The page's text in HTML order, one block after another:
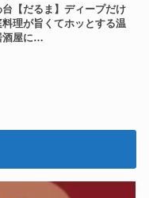
台【だるま】ディープだけ
料理が旨くてホッとする温
酒屋に…